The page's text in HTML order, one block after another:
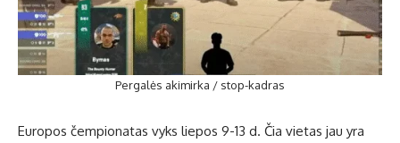
Pergalės akimirka / stop-kadras
Europos čempionatas vyks liepos 9-13 d. Čia vietas jau yra